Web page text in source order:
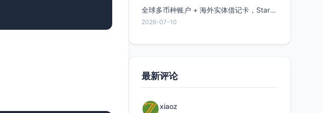
全球多币种账户 + 海外实体借记卡，Starryblu开户教程与注意事项
2026-07-10
最新评论
xiaoz